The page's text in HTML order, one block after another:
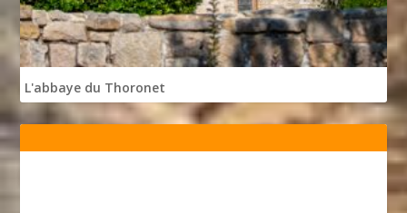
L'abbaye du Thoronet